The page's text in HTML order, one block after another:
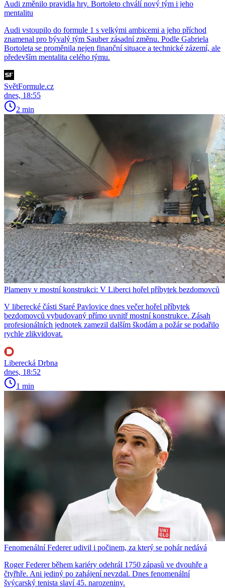
Audi změnilo pravidla hry. Bortoleto chválí nový tým i jeho
mentalitu
Audi vstoupilo do formule 1 s velkými ambicemi a jeho příchod
znamenal pro bývalý tým Sauber zásadní změnu. Podle Gabriela
Bortoleta se proměnila nejen finanční situace a technické zázemí, ale
především mentalita celého týmu.
SvětFormule.cz
dnes, 18:55
2 min
Plameny v mostní konstrukci: V Liberci hořel příbytek bezdomovců
V liberecké části Staré Pavlovice dnes večer hořel příbytek
bezdomovců vybudovaný přímo uvnitř mostní konstrukce. Zásah
profesionálních jednotek zamezil dalším škodám a požár se podařilo
rychle zlikvidovat.
Liberecká Drbna
dnes, 18:52
1 min
Fenomenální Federer udivil i počinem, za který se pohár nedává
Roger Federer během kariéry odehrál 1750 zápasů ve dvouhře a
čtyřhře. Ani jediný po zahájení nevzdal. Dnes fenomenální
švýcarský tenista slaví 45. narozeniny.